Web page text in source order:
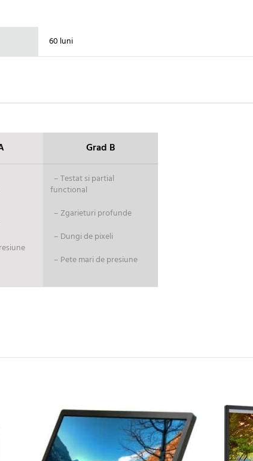
60 luni
Grad B
– Testat si partial
functional
– Zgarieturi profunde
– Dungi de pixeli
– Pete mari de presiune